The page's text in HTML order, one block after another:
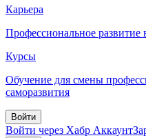
Карьера
Профессиональное развитие
Курсы
Обучение для смены
саморазвития
Войти
Войти через Хабр Аккаунт